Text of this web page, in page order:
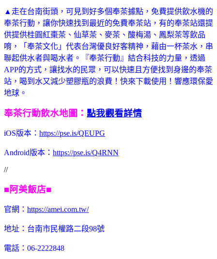
▲走在台南街頭，可見到好多個奉茶據點，免費提供飲水機的
奉茶行動，讓你快速找到最近的免費奉茶站，有的奉茶站還提
供提供桂圓紅棗茶、仙草茶、麥茶、酸梅湯、鳳梨茶等飲品
唷，「奉茶文化」代表台灣優良好客精神，藉由一杯茶水，串
聯起供水者與喝水者。『奉茶行動』結合科技的力量，透過
APP的方式，讓找水的民眾，可以快速且方便找到身邊的奉茶
站，喝到水又減少塑膠瓶的浪費！快來下載使用！響應環保愛
地球。
奉茶行動飲水地圖： 點我觀看詳情
iOS版本： https://pse.is/QEUPG
Android版本： https://pse.is/Q4RNN
//
■阿美飯店■
官網： https://amei.com.tw/
地址：台南市民權路二段98號
電話： 06-2222848